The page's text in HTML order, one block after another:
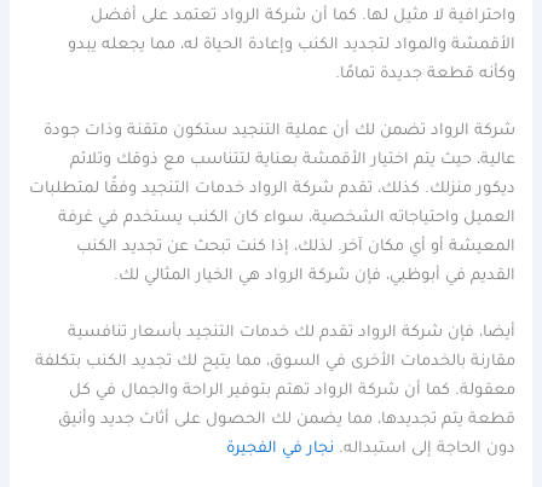
واحترافية لا مثيل لها. كما أن شركة الرواد تعتمد على أفضل
الأقمشة والمواد لتجديد الكنب وإعادة الحياة له، مما يجعله يبدو
وكأنه قطعة جديدة تمامًا.
شركة الرواد تضمن لك أن عملية التنجيد ستكون متقنة وذات جودة
عالية، حيث يتم اختيار الأقمشة بعناية لتتناسب مع ذوقك وتلائم
ديكور منزلك. كذلك، تقدم شركة الرواد خدمات التنجيد وفقًا لمتطلبات
العميل واحتياجاته الشخصية، سواء كان الكنب يستخدم في غرفة
المعيشة أو أي مكان آخر. لذلك، إذا كنت تبحث عن تجديد الكنب
القديم في أبوظبي، فإن شركة الرواد هي الخيار المثالي لك.
أيضا، فإن شركة الرواد تقدم لك خدمات التنجيد بأسعار تنافسية
مقارنة بالخدمات الأخرى في السوق، مما يتيح لك تجديد الكنب بتكلفة
معقولة. كما أن شركة الرواد تهتم بتوفير الراحة والجمال في كل
قطعة يتم تجديدها، مما يضمن لك الحصول على أثاث جديد وأنيق
دون الحاجة إلى استبداله. نجار في الفجيرة